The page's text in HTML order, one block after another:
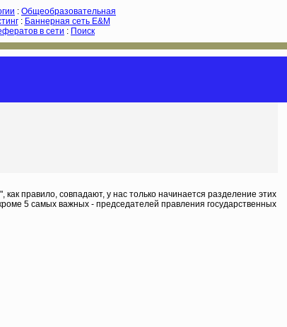
: Общеобразовательная
: Баннерная сеть E&M
в сети : Поиск
правило, совпадают, у нас только начинается разделение этих
5 самых важных - председателей правления государственных